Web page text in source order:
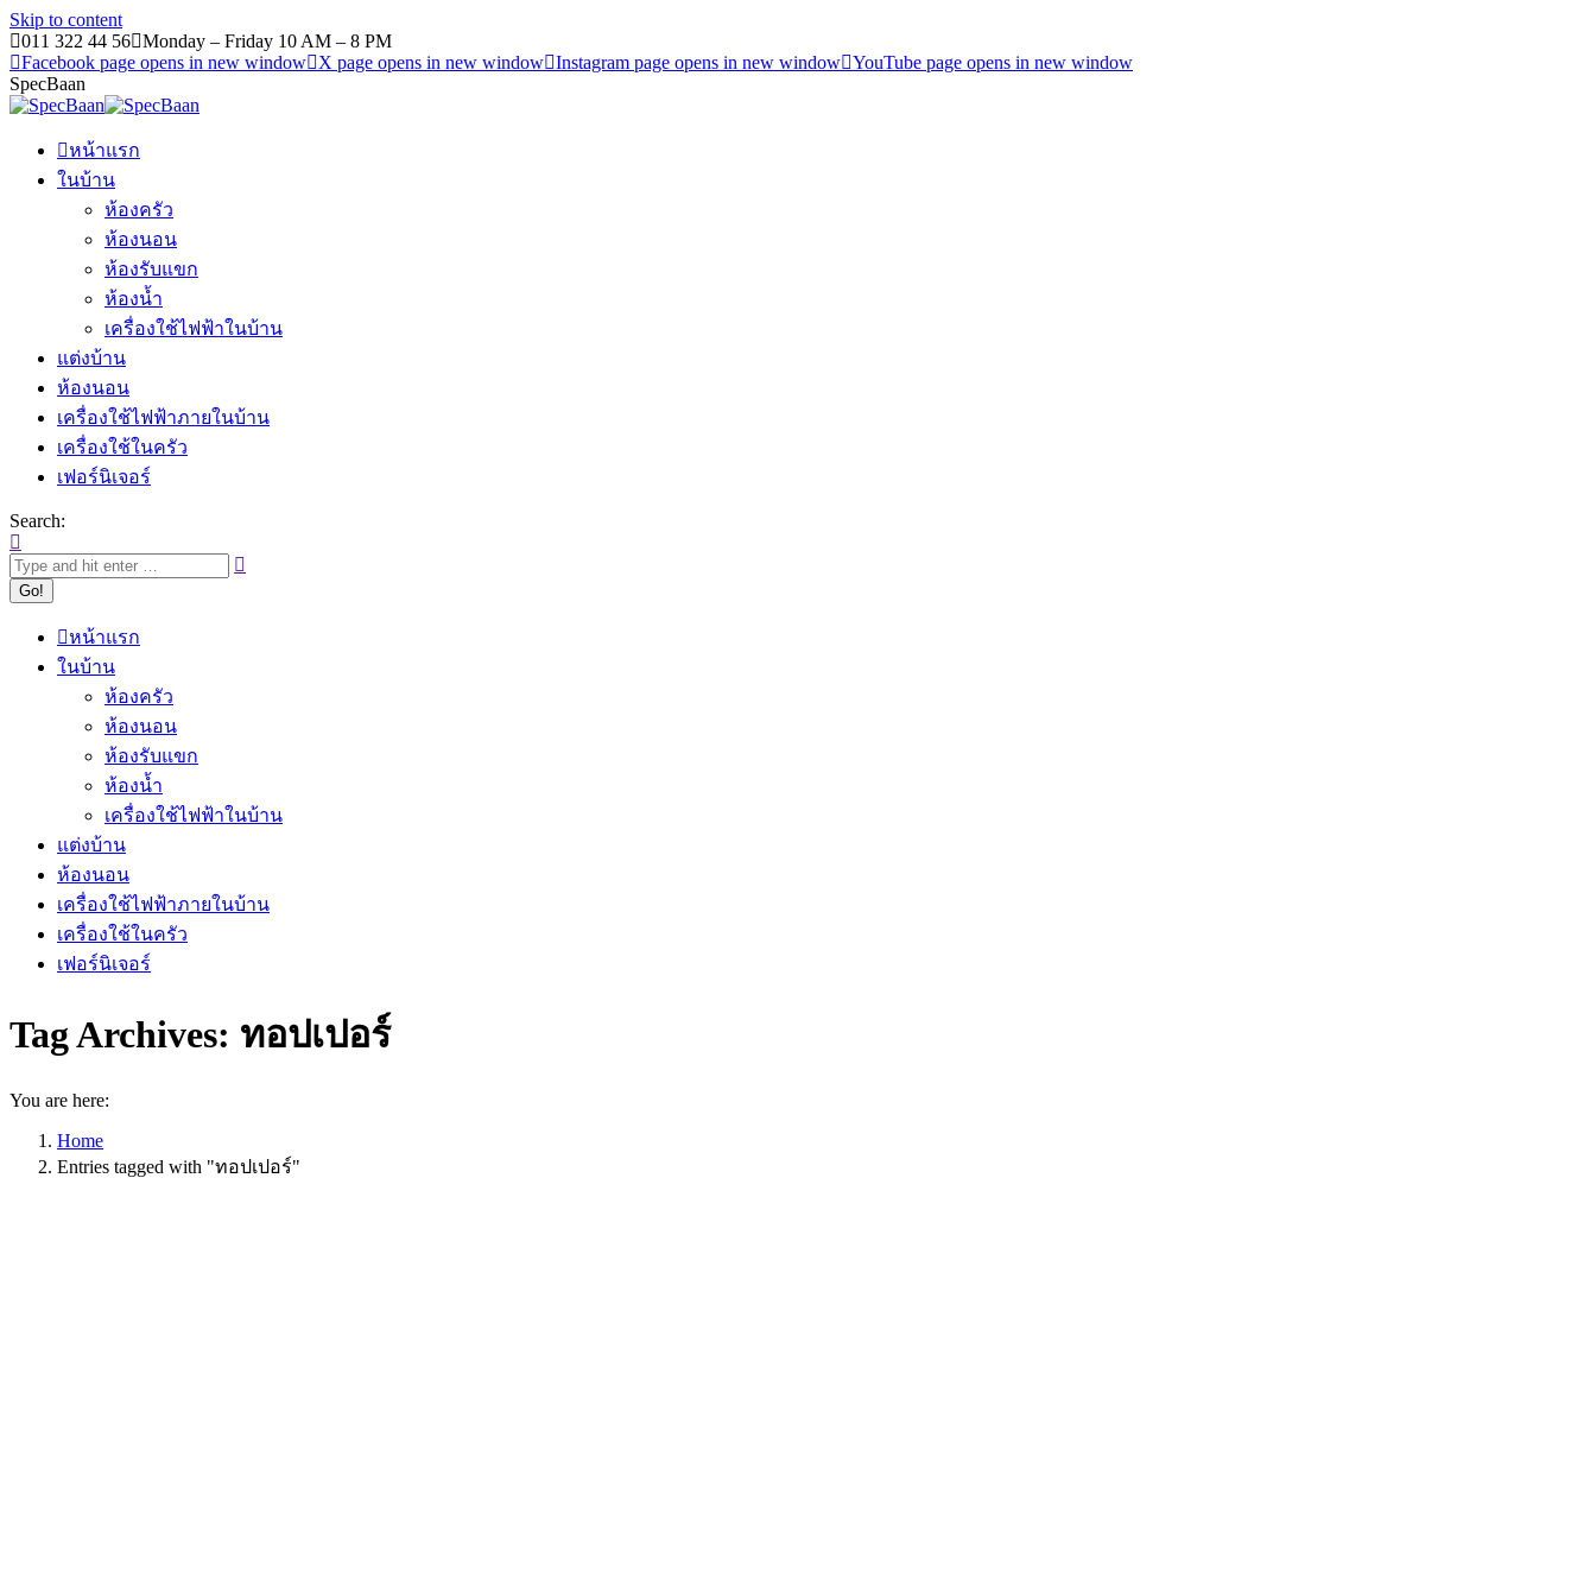
Skip to content
011 322 44 56 Monday – Friday 10 AM – 8 PM
Facebook page opens in new window
X page opens in new window Instagram page opens in new window YouTube page opens in new window
SpecBaan
หน้าแรก
ในบ้าน
ห้องครัว
ห้องนอน
ห้องรับแขก
ห้องน้ำ
เครื่องใช้ไฟฟ้าในบ้าน
แต่งบ้าน
ห้องนอน
เครื่องใช้ไฟฟ้าภายในบ้าน
เครื่องใช้ในครัว
เฟอร์นิเจอร์
Search:
หน้าแรก
ในบ้าน
ห้องครัว
ห้องนอน
ห้องรับแขก
ห้องน้ำ
เครื่องใช้ไฟฟ้าในบ้าน
แต่งบ้าน
ห้องนอน
เครื่องใช้ไฟฟ้าภายในบ้าน
เครื่องใช้ในครัว
เฟอร์นิเจอร์
Tag Archives: ทอปเปอร์
You are here:
Home
Entries tagged with "ทอปเปอร์"